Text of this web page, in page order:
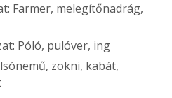
Farmer, melegítőnadrág,
Póló, pulóver, ing
zokni, kabát,